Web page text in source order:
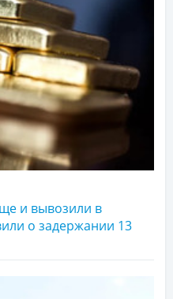
и вывозили в
о задержании 13